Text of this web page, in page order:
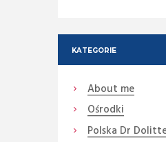
KATEGORIE
About me
Ośrodki
Polska Dr